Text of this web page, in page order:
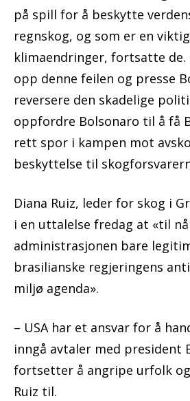
på spill for å beskytte
regnskog, og som er en
klimaendringer, fortsatte
opp denne feilen og presse
reversere den skadelige
oppfordre Bolsonaro til å få
rett spor i kampen mot
beskyttelse til
Diana Ruiz, leder for skog i
i en uttalelse fredag ​​at «til
administrasjonen bare
brasilianske regjeringens
miljø agenda».
– USA har et ansvar for å
inngå avtaler med president
fortsetter å angripe urfolk
Ruiz til.